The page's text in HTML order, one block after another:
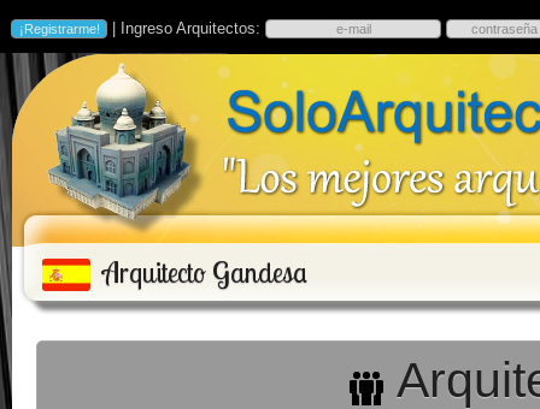
| Ingreso Arquitectos:
Arquitecto Gandesa